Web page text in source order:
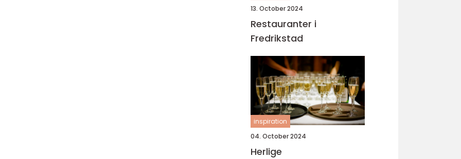
13. October 2024
Restauranter i
Fredrikstad
inspiration
04. October 2024
Herlige